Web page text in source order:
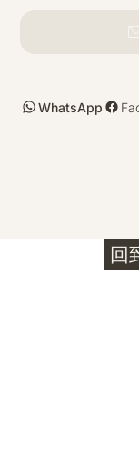
WhatsApp
回